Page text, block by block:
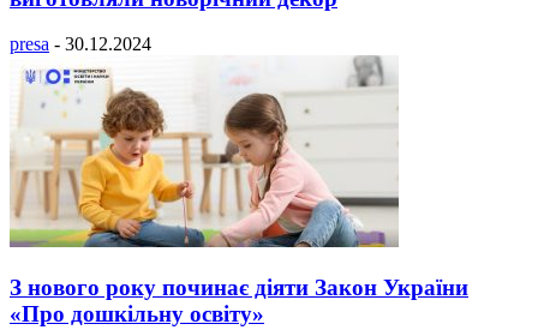
presa - 30.12.2024
З нового року починає діяти Закон України
«Про дошкільну освіту»